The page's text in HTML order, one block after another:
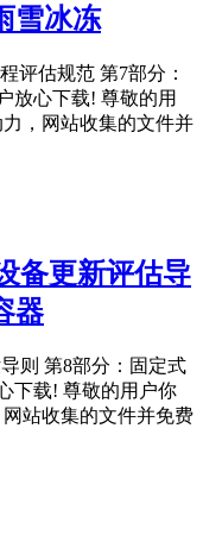
雪冰冻
评估规范 第7部分：
放心下载! 尊敬的用
，网站收集的文件并
备更新评估导
器
则 第8部分：固定式
下载! 尊敬的用户你
站收集的文件并免费